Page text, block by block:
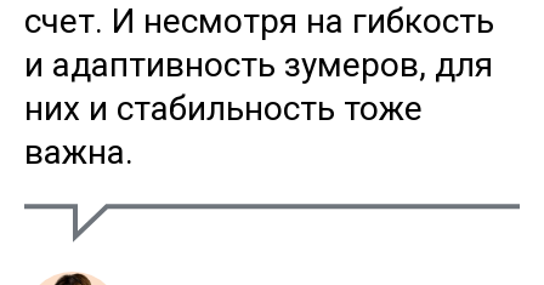
счет. И несмотря на гибкость
и адаптивность зумеров, для
них и стабильность тоже
важна.